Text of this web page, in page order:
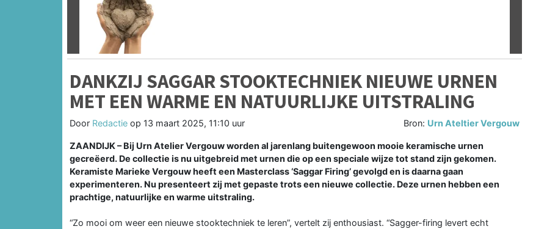
Vorige
DANKZIJ SAGGAR STOOKTECHNIEK NIEUWE URNEN
MET EEN WARME EN NATUURLIJKE UITSTRALING
Door Redactie op 13 maart 2025, 11:10 uur Bron: Urn Ateltier Vergouw
ZAANDIJK – Bij Urn Atelier Vergouw worden al jarenlang buitengewoon mooie keramische urnen
gecreëerd. De collectie is nu uitgebreid met urnen die op een speciale wijze tot stand zijn gekomen.
Keramiste Marieke Vergouw heeft een Masterclass ‘Saggar Firing’ gevolgd en is daarna gaan
experimenteren. Nu presenteert zij met gepaste trots een nieuwe collectie. Deze urnen hebben een
prachtige, natuurlijke en warme uitstraling.
“Zo mooi om weer een nieuwe stooktechniek te leren”, vertelt zij enthousiast. “Sagger-firing levert echt